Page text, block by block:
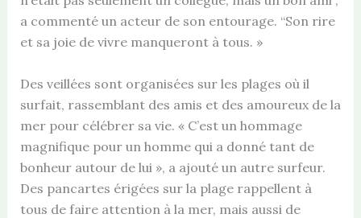
a commenté un acteur de son entourage. “Son rire
et sa joie de vivre manqueront à tous. »
Des veillées sont organisées sur les plages où il
surfait, rassemblant des amis et des amoureux de la
mer pour célébrer sa vie. « C’est un hommage
magnifique pour un homme qui a donné tant de
bonheur autour de lui », a ajouté un autre surfeur.
Des pancartes érigées sur la plage rappellent à
tous de faire attention à la mer, mais aussi de